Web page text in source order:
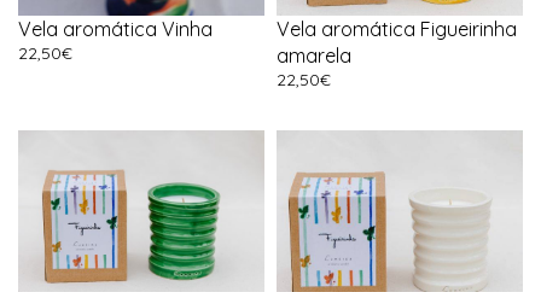
Vela aromática Vinha
22,50€
Vela aromática Figueirinha
amarela
22,50€